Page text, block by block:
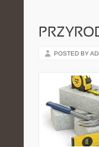
POSTED BY